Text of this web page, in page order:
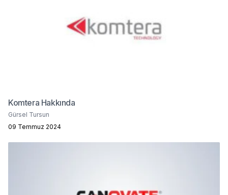
Komtera Hakkında
Gürsel Tursun
09 Temmuz 2024